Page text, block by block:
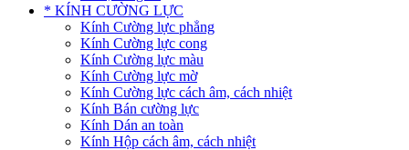
* KÍNH CƯỜNG LỰC
Kính Cường lực phẳng
Kính Cường lực cong
Kính Cường lực màu
Kính Cường lực mờ
Kính Cường lực cách âm, cách nhiệt
Kính Bán cường lực
Kính Dán an toàn
Kính Hộp cách âm, cách nhiệt